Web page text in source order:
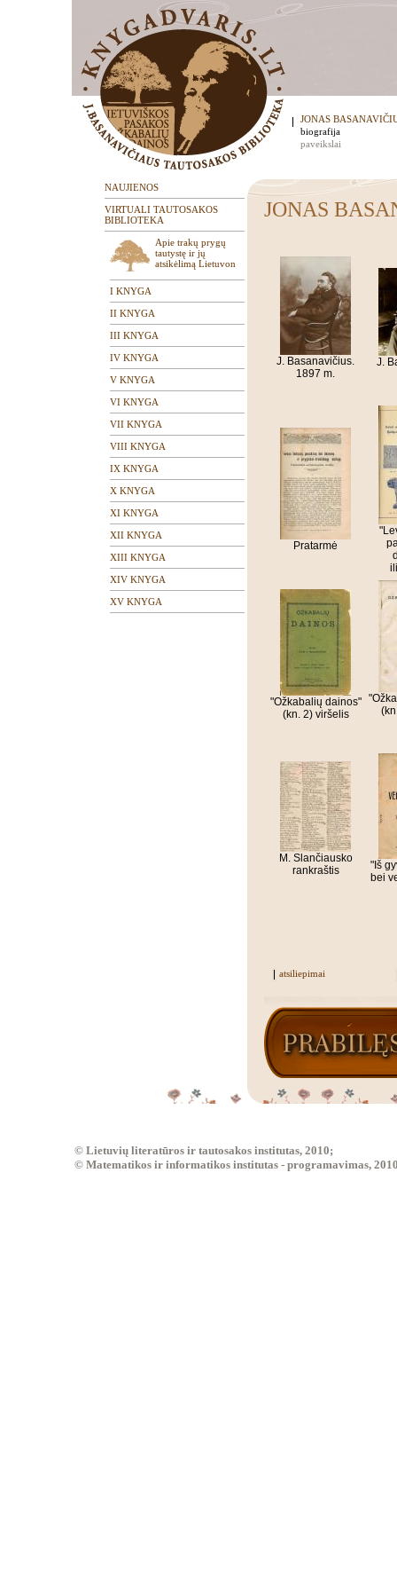
JONAS
biografija
paveikslai
NAUJIENOS
VIRTUALI TAUTOSAKOS
BIBLIOTEKA
Apie trakų prygų
tautystę ir jų
atsikėlimą Lietuvon
I KNYGA
II KNYGA
III KNYGA
IV KNYGA
V KNYGA
VI KNYGA
VII KNYGA
VIII KNYGA
IX KNYGA
X KNYGA
XI KNYGA
XII KNYGA
XIII KNYGA
XIV KNYGA
XV KNYGA
JONAS
J. Basanavičius.
1897 m.
J.
Pratarmė
"Ožkabalių dainos"
(kn. 2) viršelis
M. Slančiausko
rankraštis
"Iš
bei
atsiliepimai
© Lietuvių literatūros ir tautosakos institutas, 2010;
© Matematikos ir informatikos institutas - programavimas,